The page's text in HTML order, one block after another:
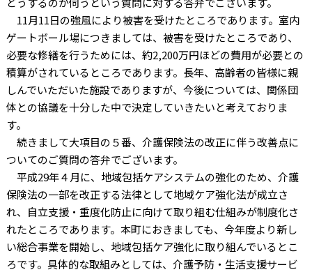
11月11日の強風により被害を受けたところであります。室内
ゲートボール場につきましては、被害を受けたところであり、
必要な修繕を行うためには、約2,200万円ほどの費用が必要との
積算がされているところであります。長年、高齢者の皆様に親
しんでいただいた施設でありますが、今後については、関係団
体との協議を十分した中で決定していきたいと考えておりま
す。
続きまして大項目の５番、介護保険法の改正に伴う改善点に
ついてのご質問の答弁でございます。
平成29年４月に、地域包括ケアシステムの強化のため、介護
保険法の一部を改正する法律として地域ケア強化法が成立さ
れ、自立支援・重度化防止に向けて取り組む仕組みが制度化さ
れたところであります。本町におきましても、今年度より新し
い総合事業を開始し、地域包括ケア強化に取り組んでいるとこ
ろです。具体的な取組みとしては、介護予防・生活支援サービ